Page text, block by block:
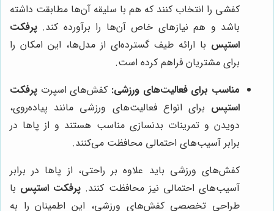
کفشی را انتخاب کنند که هم با سلیقه آن‌ها مطابقت داشته
باشد و هم نیازهای خاص آن‌ها را برآورده کند. پرفکت
استپس با ارائه طیف گسترده‌ای از مدل‌ها، این امکان را
برای مشتریان فراهم کرده است.
مناسب برای فعالیت‌های ورزشی: کفش‌های اسپرت پرفکت
استپس برای انواع فعالیت‌های ورزشی مانند پیاده‌روی،
دویدن و تمرینات بدنسازی مناسب هستند و از پاها در
برابر آسیب‌های احتمالی محافظت می‌کنند.
کفش‌های ورزشی باید علاوه بر راحتی، از پاها در برابر
آسیب‌های احتمالی نیز محافظت کنند. پرفکت استپس با
طراحی تخصصی کفش‌های ورزشی، این اطمینان را به